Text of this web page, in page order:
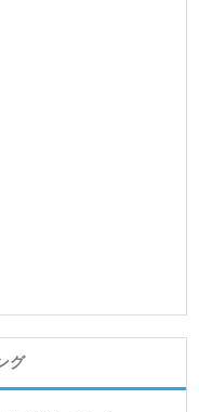
グ